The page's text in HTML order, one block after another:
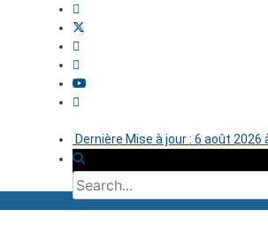
Dernière Mise à jour : 6 août 2026